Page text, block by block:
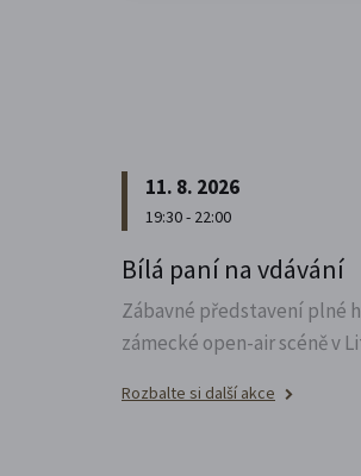
11. 8. 2026
19:30 - 22:00
Bílá paní na vdávání
Zábavné představení plné
zámecké open-air scéně v
Rozbalte si další akce